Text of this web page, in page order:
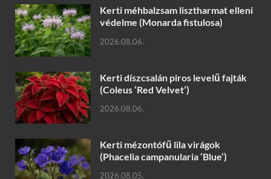
Kerti méhbalzsam lisztharmat elleni
védelme (Monarda fistulosa)
2026.08.06.
Kerti díszcsalán piros levelű fajták
(Coleus ‘Red Velvet’)
2026.08.06.
Kerti mézontófű lila virágok
(Phacelia campanularia ‘Blue’)
2026.08.05.